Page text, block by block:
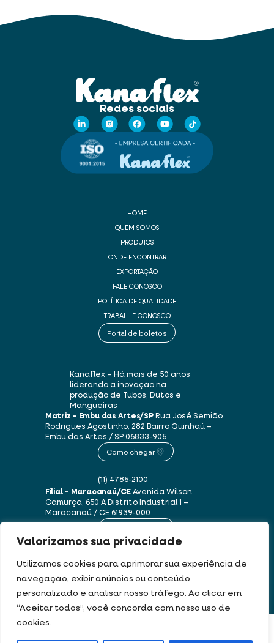
Valorizamos sua privacidade
Utilizamos cookies para aprimorar sua experiência de
navegação, exibir anúncios ou conteúdo
personalizado e analisar nosso tráfego. Ao clicar em
“Aceitar todos”, você concorda com nosso uso de
cookies.
Redes sociais
HOME
QUEM SOMOS
PRODUTOS
ONDE ENCONTRAR
EXPORTAÇÃO
FALE CONOSCO
POLÍTICA DE QUALIDADE
TRABALHE CONOSCO
Portal de boletos
Kanaflex – Há mais de 50 anos
liderando a inovação na
produção de Tubos, Dutos e
Mangueiras
Matriz – Embu das Artes/SPRua José Semião
Rodrigues Agostinho, 282 Bairro Quinhaú –
Embu das Artes / SP06833-905
Como chegar
(11) 4785-2100
Filial – Maracanaú/CEAvenida Wilson
Camurça, 650 ADistrito Industrial 1 –
Maracanaú / CE61939-000
Este site usa cookies e dados pessoais de acordo com os nossos Termos de Uso e